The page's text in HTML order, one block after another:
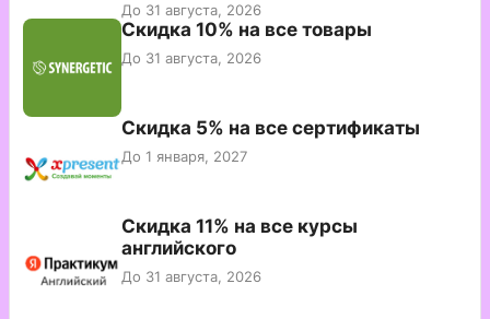
До 31 августа, 2026
Скидка 10% на все товары
До 31 августа, 2026
Скидка 5% на все сертификаты
До 1 января, 2027
Скидка 11% на все курсы
английского
До 31 августа, 2026